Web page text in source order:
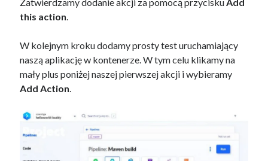
this action
W kolejnym kroku dodamy prosty test uruchamiający
naszą aplikację w kontenerze. W tym celu klikamy na
mały plus poniżej naszej pierwszej akcji i wybieramy
Add Action